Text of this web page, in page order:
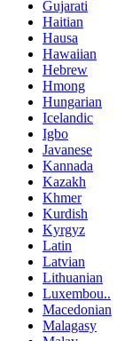
Gujarati
Haitian
Hausa
Hawaiian
Hebrew
Hmong
Hungarian
Icelandic
Igbo
Javanese
Kannada
Kazakh
Khmer
Kurdish
Kyrgyz
Latin
Latvian
Lithuanian
Luxembou..
Macedonian
Malagasy